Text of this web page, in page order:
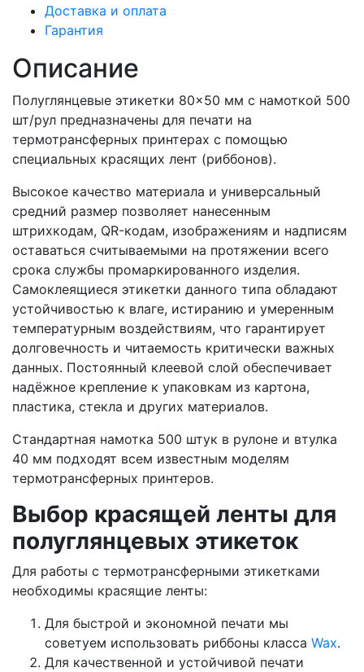
Доставка и оплата
Гарантия
Описание
Полуглянцевые этикетки 80×50 мм с намоткой 500
шт/рул предназначены для печати на
термотрансферных принтерах с помощью
специальных красящих лент (риббонов).
Высокое качество материала и универсальный
средний размер позволяет нанесенным
штрихкодам, QR-кодам, изображениям и надписям
оставаться считываемыми на протяжении всего
срока службы промаркированного изделия.
Самоклеящиеся этикетки данного типа обладают
устойчивостью к влаге, истиранию и умеренным
температурным воздействиям, что гарантирует
долговечность и читаемость критически важных
данных. Постоянный клеевой слой обеспечивает
надёжное крепление к упаковкам из картона,
пластика, стекла и других материалов.
Стандартная намотка 500 штук в рулоне и втулка
40 мм подходят всем известным моделям
термотрансферных принтеров.
Выбор красящей ленты для
полуглянцевых этикеток
Для работы с термотрансферными этикетками
необходимы красящие ленты:
Для быстрой и экономной печати мы
советуем использовать риббоны класса Wax.
Для качественной и устойчивой печати